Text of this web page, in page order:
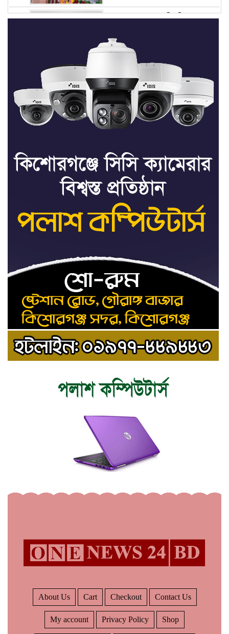
৪ মন্ত্রণালয়ে নতুন সচিব নিয়োগ, ২
শেখ হাসিনার সঙ্গে পালানোর ফ্লাইট
কীভাবে মিস করেছিলেন সালমান এফ
রহমান
৭
ভাত রান্নার সময় নরম হয়ে গেলে কী
করবেন
৮
মৃত্যুদণ্ড বাদ না দেওয়ায়
প্রত্যক্ষদর্শীদের তথ্য দেয়নি জাতিসংঘ:
ট্রাইব্যুনালকে প্রসিকিউটর
৯
তাড়াইলে রাউতি মানবসেবা ফাউন্ডেশনের
আয়োজনে কাফন-দাফন বিষয়ক বিশেষ
প্রশিক্ষণ কর্মশালা
About Us Cart Checkout Contact Us
My account Privacy Policy Shop